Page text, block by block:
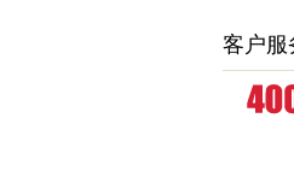
客户服